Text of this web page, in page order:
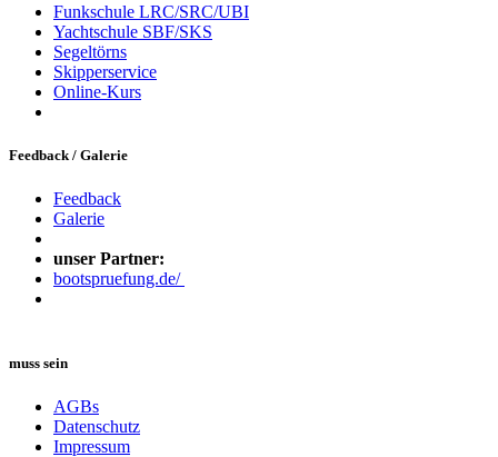
Funkschule LRC/SRC/UBI
Yachtschule SBF/SKS
Segeltörns
Skipperservice
Online-Kurs
Feedback / Galerie
Feedback
Galerie
unser Partner:
bootspruefung.de/
muss sein
AGBs
Datenschutz
Impressum